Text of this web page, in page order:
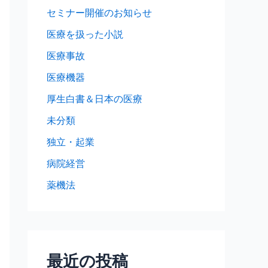
セミナー開催のお知らせ
医療を扱った小説
医療事故
医療機器
厚生白書＆日本の医療
未分類
独立・起業
病院経営
薬機法
最近の投稿